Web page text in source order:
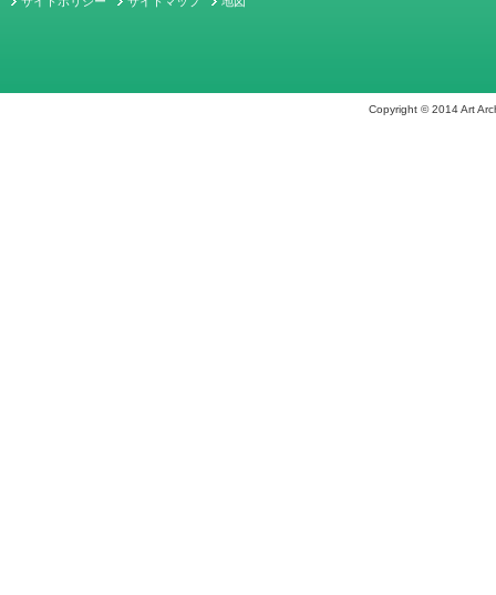
Copyright © 2014 Art